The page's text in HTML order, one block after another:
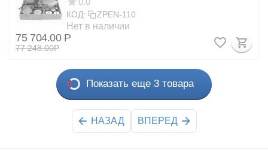
КОД: ZPEN-110
Нет в наличии
75 704.00 Р
77 248.00Р
Показать еще 3 товара
НАЗАД ВПЕРЕД